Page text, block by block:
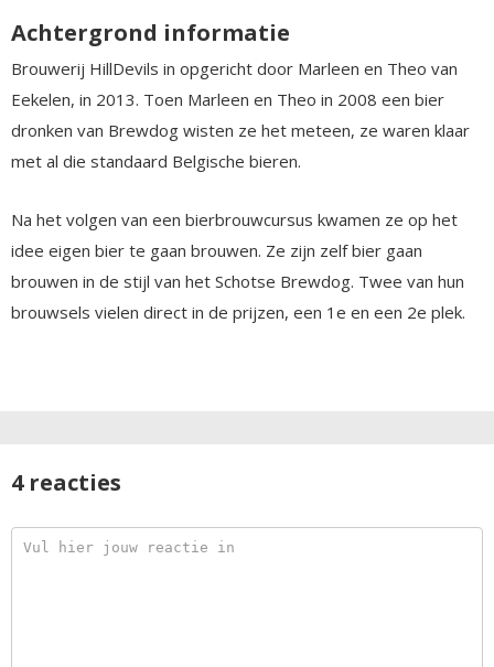
Achtergrond informatie
Brouwerij HillDevils in opgericht door Marleen en Theo van
Eekelen, in 2013. Toen Marleen en Theo in 2008 een bier
dronken van Brewdog wisten ze het meteen, ze waren klaar
met al die standaard Belgische bieren.
Na het volgen van een bierbrouwcursus kwamen ze op het
idee eigen bier te gaan brouwen. Ze zijn zelf bier gaan
brouwen in de stijl van het Schotse Brewdog. Twee van hun
brouwsels vielen direct in de prijzen, een 1e en een 2e plek.
4 reacties